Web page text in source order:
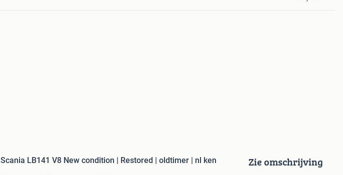
Scania LB141 V8 New condition | Restored | oldtimer | nl ken Zie omschrijving